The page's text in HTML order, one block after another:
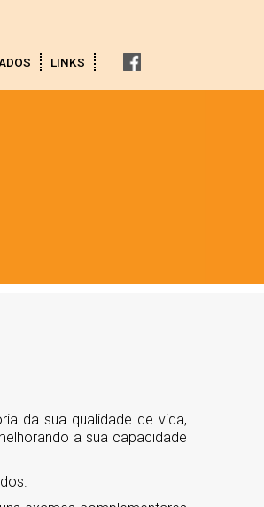
LINKS
da sua qualidade de vida,
a sua capacidade